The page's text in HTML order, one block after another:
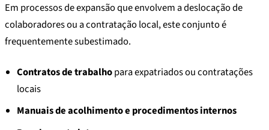
Em processos de expansão que envolvem a deslocação de
colaboradores ou a contratação local, este conjunto é
frequentemente subestimado.
Contratos de trabalhopara expatriados ou contratações
locais
Manuais de acolhimento e procedimentos internos